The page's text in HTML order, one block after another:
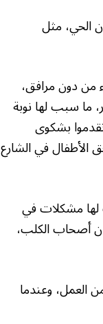
الحي، مثل
من دون مرافق،
ما سبب لها نوبة
بشكوى
في الشارع
لها مشكلات في
أصحاب الكلب،
عودتها من العمل، وعندما